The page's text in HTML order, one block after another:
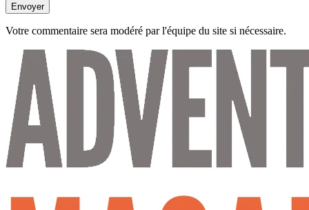
Envoyer
Votre commentaire sera modéré par l'équipe du site si nécessaire.